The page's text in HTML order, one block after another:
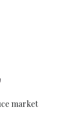
market